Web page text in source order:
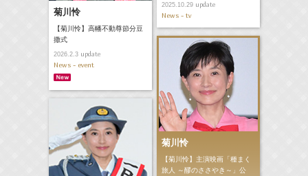
菊川怜
【菊川怜】高幡不動尊節分豆
撒式
2026.2.3update
News - event
2025.10.29update
News - tv
菊川怜
【菊川怜】主演映画「種まく
旅人 ～醪のささやき～」公